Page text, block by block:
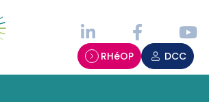
RHéOP DCC
des cookies